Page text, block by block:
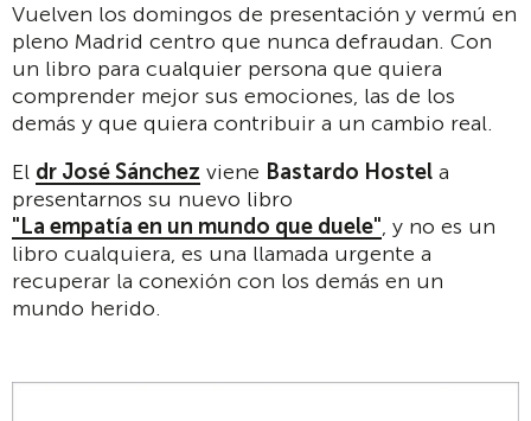
Vuelven los domingos de presentación y vermú en
pleno Madrid centro que nunca defraudan. Con
un libro para cualquier persona que quiera
comprender mejor sus emociones, las de los
demás y que quiera contribuir a un cambio real.
El dr José Sánchez viene Bastardo Hostel a
presentarnos su nuevo libro
"La empatía en un mundo que duele", y no es un
libro cualquiera, es una llamada urgente a
recuperar la conexión con los demás en un
mundo herido.